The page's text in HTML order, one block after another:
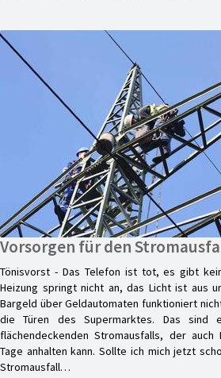
Vorsorgen für den
Tönisvorst - Das Telefon ist tot, es gibt
Heizung springt nicht an, das Licht ist aus
Bargeld über Geldautomaten funktioniert
die Türen des Supermarktes. Das sind
flächendeckenden Stromausfalls, der
Tage anhalten kann. Sollte ich mich jetzt
Stromausfall…